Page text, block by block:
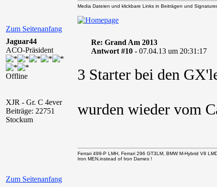
Zum Seitenanfang
Media Dateien und klickbare Links in Beiträgen und
Jaguar44
ACO-Präsident
Offline
XJR - Gr. C 4ever
Beiträge: 22751
Stockum
Re: Grand Am 2013
Antwort #10 - 07.04.13 um 20:31:17
3 Starter bei den
wurden wieder vom
Zum Seitenanfang
Ferrari 499-P LMH, Ferrari 296 GT3LM, BMW M-Hybrid V8
Iron MEN.instead of Iron Dames !